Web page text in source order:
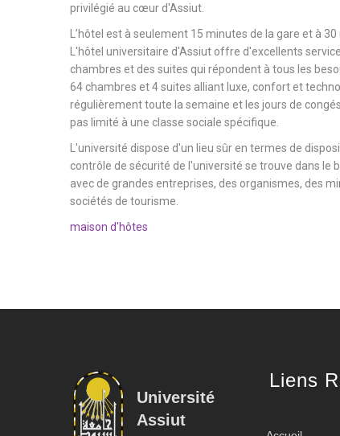
privilégié au cœur d'Assiut.
L’hôtel est à seulement 15 minutes de la gare et à
L'hôtel universitaire d'Assiut offre d'excellents
chambres et des suites qui répondent à tous les
64 chambres et 4 suites alliant luxe, confort et
régulièrement toute la semaine et les jours de
pas limité à une classe sociale spécifique.
L'université dispose d'un lieu sûr en termes de
contrôle de sécurité de l'université se trouve dans
avec de grandes entreprises, des organismes, des
sociétés de tourisme.
maison d'hôtes
Université
Assiut
Liens